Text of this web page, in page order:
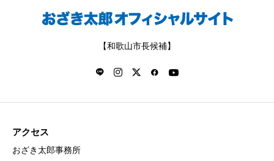
【和歌山市長候補】
アクセス
おざき太郎事務所